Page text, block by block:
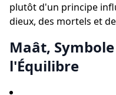
plutôt d'un principe
dieux, des mortels et
Maât,
l'Équilibre